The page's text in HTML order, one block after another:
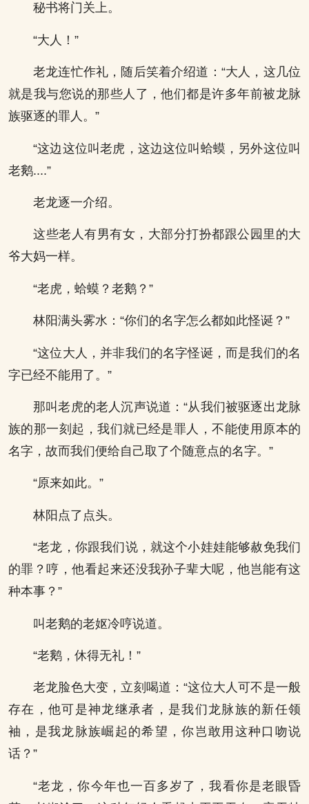
秘书将门关上。
“大人！”
老龙连忙作礼，随后笑着介绍道：“大人，这几位
就是我与您说的那些人了，他们都是许多年前被龙脉
族驱逐的罪人。”
“这边这位叫老虎，这边这位叫蛤蟆，另外这位叫
老鹅....”
老龙逐一介绍。
这些老人有男有女，大部分打扮都跟公园里的大
爷大妈一样。
“老虎，蛤蟆？老鹅？”
林阳满头雾水：“你们的名字怎么都如此怪诞？”
“这位大人，并非我们的名字怪诞，而是我们的名
字已经不能用了。”
那叫老虎的老人沉声说道：“从我们被驱逐出龙脉
族的那一刻起，我们就已经是罪人，不能使用原本的
名字，故而我们便给自己取了个随意点的名字。”
“原来如此。”
林阳点了点头。
“老龙，你跟我们说，就这个小娃娃能够赦免我们
的罪？哼，他看起来还没我孙子辈大呢，他岂能有这
种本事？”
叫老鹅的老妪冷哼说道。
“老鹅，休得无礼！”
老龙脸色大变，立刻喝道：“这位大人可不是一般
存在，他可是神龙继承者，是我们龙脉族的新任领
袖，是我龙脉族崛起的希望，你岂敢用这种口吻说
话？”
“老龙，你今年也一百多岁了，我看你是老眼昏